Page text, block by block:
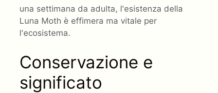
una settimana da adulta, l'esistenza della
Luna Moth è effimera ma vitale per
l'ecosistema.
Conservazione e
significato